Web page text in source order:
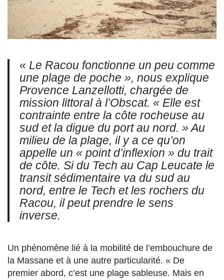
« Le Racou fonctionne un peu comme
une plage de poche », nous explique
Provence Lanzellotti, chargée de
mission littoral à l’Obscat. « Elle est
contrainte entre la côte rocheuse au
sud et la digue du port au nord. » Au
milieu de la plage, il y a ce qu’on
appelle un « point d’inflexion » du trait
de côte. Si du Tech au Cap Leucate le
transit sédimentaire va du sud au
nord, entre le Tech et les rochers du
Racou, il peut prendre le sens
inverse.
Un phénomène lié à la mobilité de l’embouchure de
la Massane et à une autre particularité. « De
premier abord, c’est une plage sableuse. Mais en